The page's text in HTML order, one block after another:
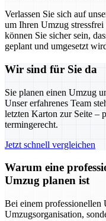
Verlassen Sie sich auf
um Ihren Umzug
können Sie sicher sein,
geplant und umgesetzt
Wir sind für Sie da
Sie planen einen Umzug
Unser erfahrenes Team
letzten Karton zur Seite –
termingerecht.
Jetzt schnell vergleichen
Warum eine
Umzug planen ist
Bei einem professionellen
Umzugsorganisation,